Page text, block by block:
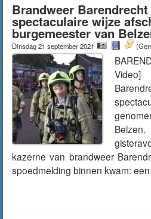
Brandweer
spectaculaire wijze
burgemeester van
Dinsdag 21 september 2021
kazerne van brandweer
spoedmelding binnen kwam: